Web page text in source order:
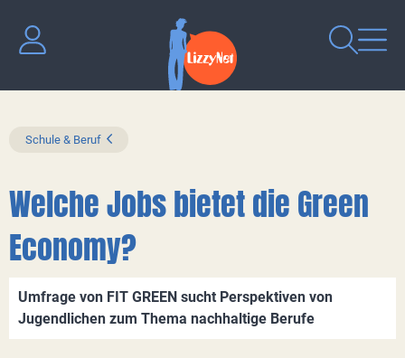
Schule & Beruf
Welche Jobs bietet die Green
Economy?
Umfrage von FIT GREEN sucht Perspektiven von
Jugendlichen zum Thema nachhaltige Berufe